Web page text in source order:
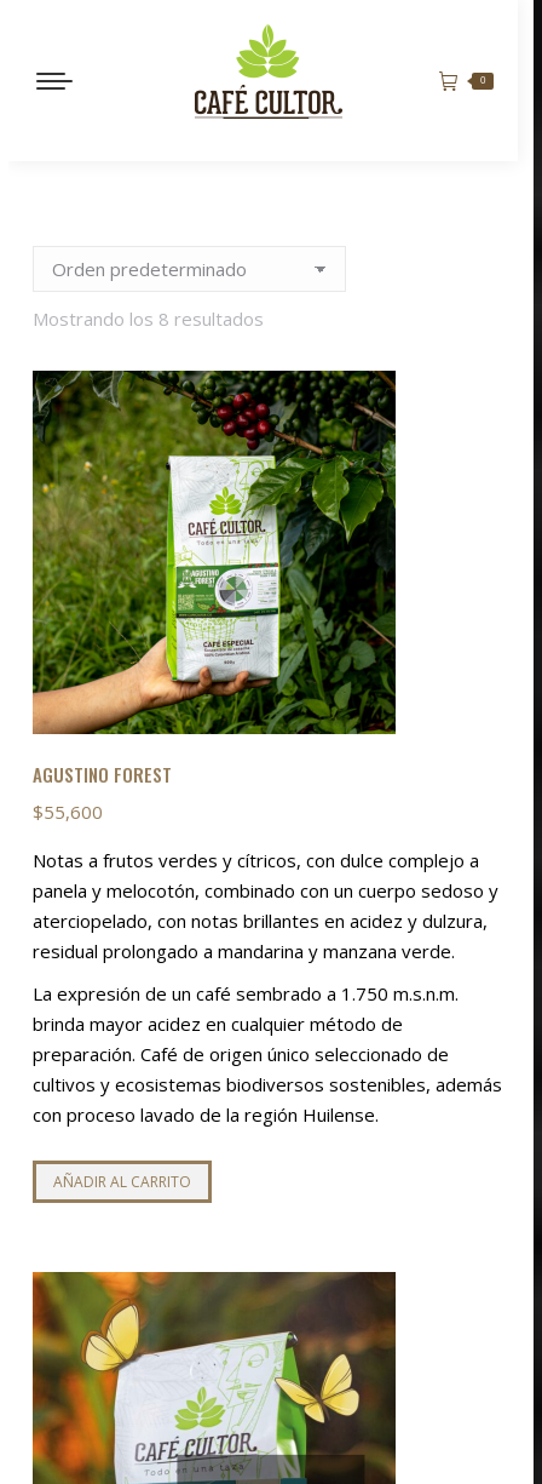
0
Mostrando los 8 resultados
AGUSTINO FOREST
$55,600
Notas a frutos verdes y cítricos, con dulce complejo a
panela y melocotón, combinado con un cuerpo sedoso y
aterciopelado, con notas brillantes en acidez y dulzura,
residual prolongado a mandarina y manzana verde.
La expresión de un café sembrado a 1.750 m.s.n.m.
brinda mayor acidez en cualquier método de
preparación. Café de origen único seleccionado de
cultivos y ecosistemas biodiversos sostenibles, además
con proceso lavado de la región Huilense.
AÑADIR AL CARRITO
KIT PREMIUM EXOTIC
$341,000
AÑADIR AL CARRITO
MANDARINA QUEEN GEISHA
$165,000
SELECCIONAR OPCIONES
elegir
en
la
página
de